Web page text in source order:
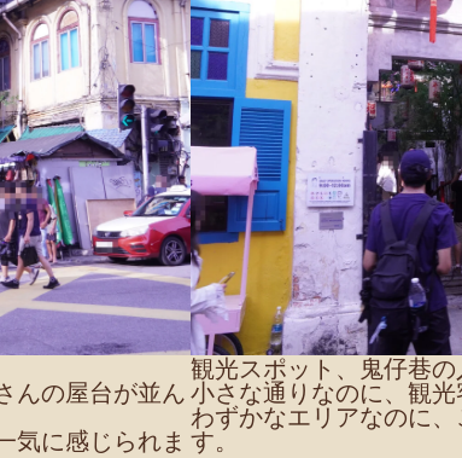
んの屋台が並ん
気に感じられま
観光スポット、鬼仔巷
小さな通りなのに、観
わずかなエリアなのに
す。